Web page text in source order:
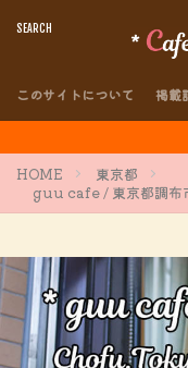
このサイトについて 掲載
HOME
東京都
guu cafe / 東京都調布